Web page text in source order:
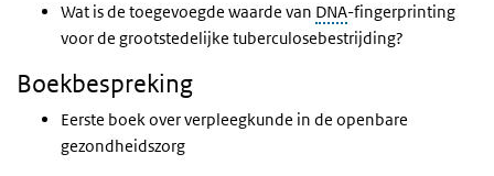
Wat is de toegevoegde waarde van DNA-fingerprinting
voor de grootstedelijke tuberculosebestrijding?
Boekbespreking
Eerste boek over verpleegkunde in de openbare
gezondheidszorg